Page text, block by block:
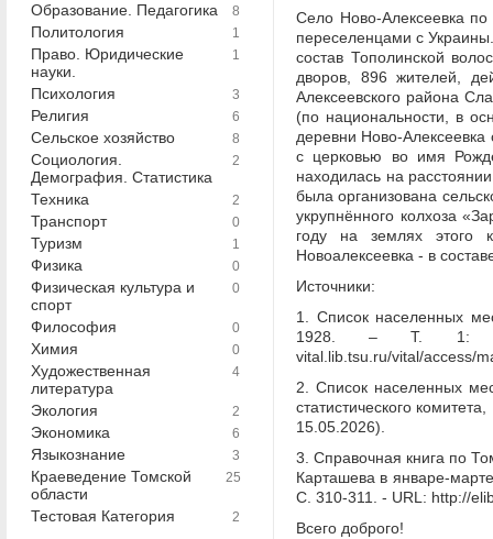
8
Образование. Педагогика
1
Политология
1
Право. Юридические
науки.
3
Психология
6
Религия
8
Сельское хозяйство
2
Социология.
Демография. Статистика
2
Техника
0
Транспорт
1
Туризм
0
Физика
0
Физическая культура и
спорт
0
Философия
0
Химия
4
Художественная
литература
2
Экология
6
Экономика
3
Языкознание
25
Краеведение Томской
области
2
Тестовая Категория
Село Ново-Алексеевка
переселенцами с
состав Тополинской
дворов, 896 жителей,
Алексеевского района
(по национальности, в
деревни Ново-Алексеевка
с церковью во имя
находилась на
была организована
укрупнённого колхоза
году на землях этого
Новоалексеевка - в
Источники:
1. Список населенных
1928. – Т. 1:
vital.lib.tsu.ru/vital/access/
2. Список населенных
статистического
15.05.2026).
3. Справочная книга по
Карташева в январе-
С. 310-311. - URL: http://
Всего доброго!